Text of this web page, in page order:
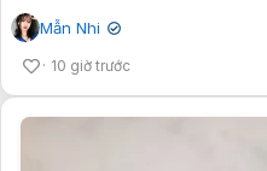
Mẫn Nhi ✔
10 giờ trước